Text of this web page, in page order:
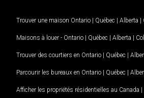
Trouver une maison Ontario | Québec | Alberta |
Maisons à louer - Ontario | Québec | Alberta |
Trouver des courtiers en Ontario | Québec |
Parcourir les bureaux en Ontario | Québec |
Afficher les propriétés résidentielles au Canada |